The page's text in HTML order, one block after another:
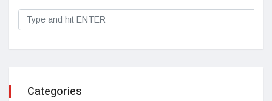
Categories